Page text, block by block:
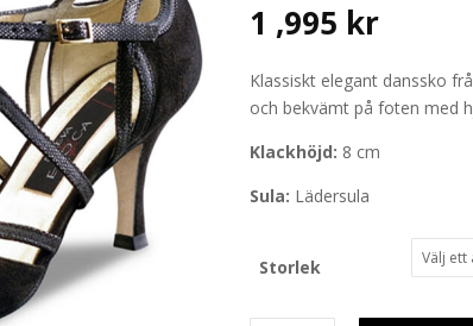
1 ,995 kr
Klassiskt elegant danssko
och bekvämt på foten med
Klackhöjd: 8 cm
Sula: Lädersula
Storlek